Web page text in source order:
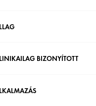
BIZONYÍTOTT